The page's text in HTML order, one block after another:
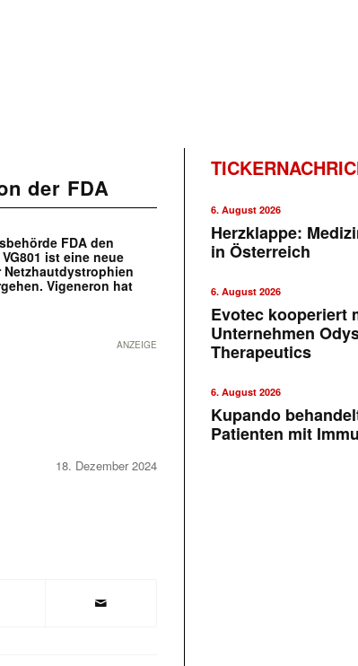
der FDA
FDA den
ist eine neue
Netzhautdystrophien
Vigeneron hat
ANZEIGE
18. Dezember 2024
6. August 2026
Herzklappe:
in Österreich
6. August 2026
Evotec kooperiert
Unternehmen
Therapeutics
6. August 2026
Kupando
Patienten mit